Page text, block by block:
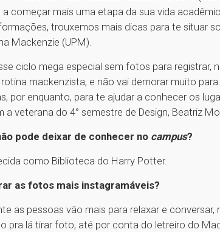
começar mais uma etapa da sua vida
trouxemos mais dicas para te situar
Mackenzie (UPM).
ciclo mega especial sem fotos para registrar,
mackenzista, e não vai demorar muito
por enquanto, para te ajudar a conhecer os
a veterana do 4° semestre de Design, Beatriz
pode deixar de conhecer no campus?
como Biblioteca do Harry Potter.
as fotos mais instagramáveis?
as pessoas vão mais para relaxar e
pra lá tirar foto, até por conta do letreiro do